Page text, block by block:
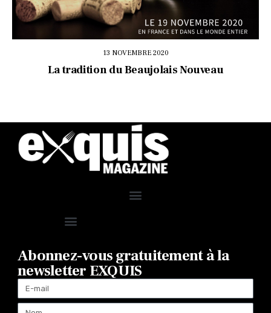
13 NOVEMBRE 2020
La tradition du Beaujolais Nouveau
Abonnez-vous gratuitement à la
newsletter EXQUIS